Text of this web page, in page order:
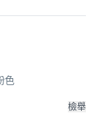
色
檢舉